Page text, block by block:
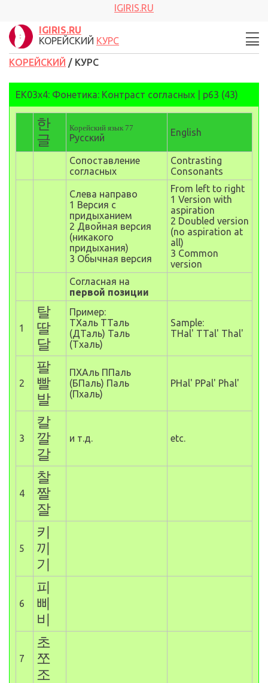
IGIRIS.RU
IGIRIS.RU
КОРЕЙСКИЙ КУРС
КОРЕЙСКИЙ / КУРС
EK03x4: Фонетика: Контраст согласных | p63 (43)
한
글
Корейский язык 77
Русский English
Сопоставление
согласных
Contrasting
Consonants
Слева направо
1 Версия с
придыханием
2 Двойная версия
(никакого
придыхания)
3 Обычная версия
From left to right
1 Version with
aspiration
2 Doubled version
(no aspiration at
all)
3 Common
version
Согласная на
первой позиции
1
탈
딸
달
Пример:
ТХаль ТТаль
(ДТаль) Таль
(Тхаль)
Sample:
THal' TTal' Thal'
2
팔
빨
발
ПХАль ППаль
(БПаль) Паль
(Пхаль)
PHal' PPal' Phal'
3
칼
깔
갈
и т.д. etc.
4
찰
짤
잘
5
키
끼
기
6
피
삐
비
7
초
쪼
조